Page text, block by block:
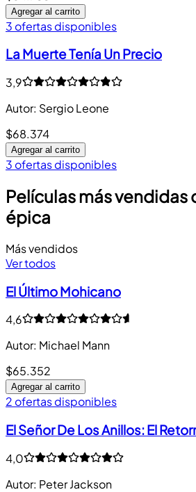
Agregar al carrito
3 ofertas disponibles
La Muerte Tenía Un Precio
3,9
Autor: Sergio Leone
$68.374
Agregar al carrito
3 ofertas disponibles
Películas más vendidas
épica
Más vendidos
Ver todos
El Último Mohicano
4,6
Autor: Michael Mann
$65.352
Agregar al carrito
2 ofertas disponibles
El Señor De Los Anillos: El
4,0
Autor: Peter Jackson